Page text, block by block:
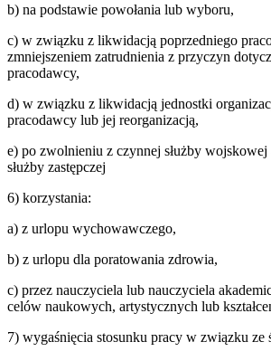
b) na podstawie powołania lub wyboru,
c) w związku z likwidacją poprzedniego
zmniejszeniem zatrudnienia z przyczyn
pracodawcy,
d) w związku z likwidacją jednostki
pracodawcy lub jej reorganizacją,
e) po zwolnieniu z czynnej służby
służby zastępczej
6) korzystania:
a) z urlopu wychowawczego,
b) z urlopu dla poratowania zdrowia,
c) przez nauczyciela lub nauczyciela
celów naukowych, artystycznych lub
7) wygaśnięcia stosunku pracy w związku ze